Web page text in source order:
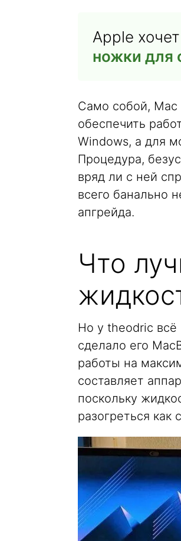
Apple
ножки для
Само собой, Mac
обеспечить
Windows, а для
Процедура,
вряд ли с ней
всего банально
апгрейда.
Что
Но у theodric всё
сделало его
работы на
составляет
поскольку
разогреться как